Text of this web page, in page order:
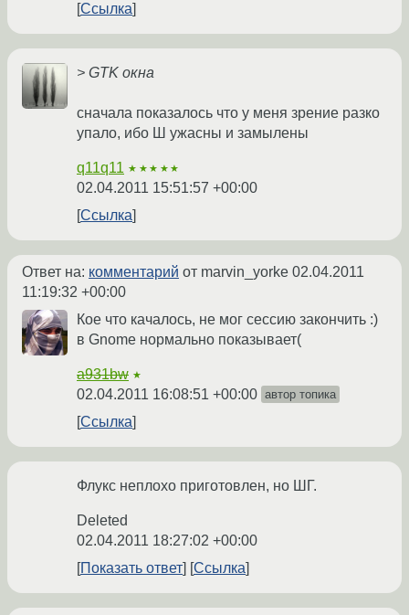
Ссылка
> GTK окна
сначала показалось что у меня зрение разко
упало, ибо Ш ужасны и замылены
q11q11 ★★★★★
02.04.2011 15:51:57 +00:00
Ссылка
Ответ на: комментарий от marvin_yorke 02.04.2011
11:19:32 +00:00
Кое что качалось, не мог сессию закончить :)
в Gnome нормально показывает(
a931bw ★
02.04.2011 16:08:51 +00:00 автор топика
Ссылка
Флукс неплохо приготовлен, но ШГ.
Deleted
02.04.2011 18:27:02 +00:00
Показать ответ
Ссылка